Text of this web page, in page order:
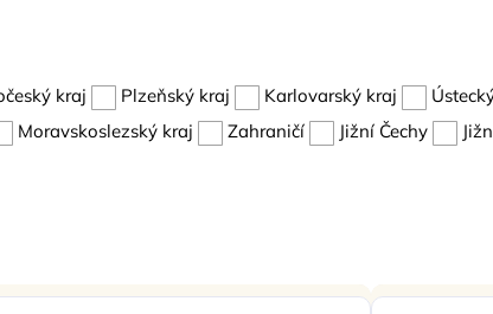
kraj Plzeňský kraj Karlovarský kraj
Moravskoslezský kraj Zahraničí Jižní Čechy